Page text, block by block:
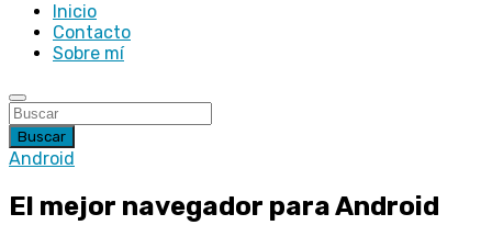
Inicio
Contacto
Sobre mí
Buscar
Android
El mejor navegador para Android